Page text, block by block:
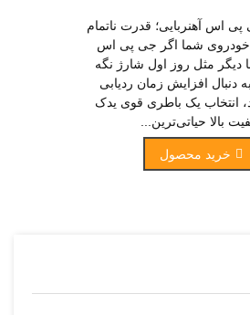
اس آهنربایی؛ قدرت ناتمام
خودروی شما اگر جی پی اس
دیگر مثل روز اول شارژ نگه
دنبال افزایش زمان ردیابی
انتخاب یک باطری قوی یدک
بالا حیاتی‌ترین...
خرید محصول